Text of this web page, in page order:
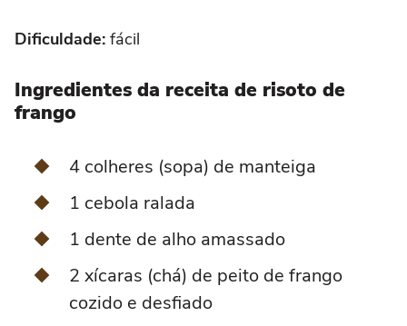
Dificuldade: fácil
Ingredientes da receita de risoto de
frango
4 colheres (sopa) de manteiga
1 cebola ralada
1 dente de alho amassado
2 xícaras (chá) de peito de frango
cozido e desfiado